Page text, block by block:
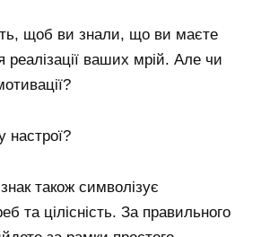
щоб ви знали, що ви маєте
реалізації ваших мрій. Але чи
настрої?
також символізує
та цілісність. За правильного